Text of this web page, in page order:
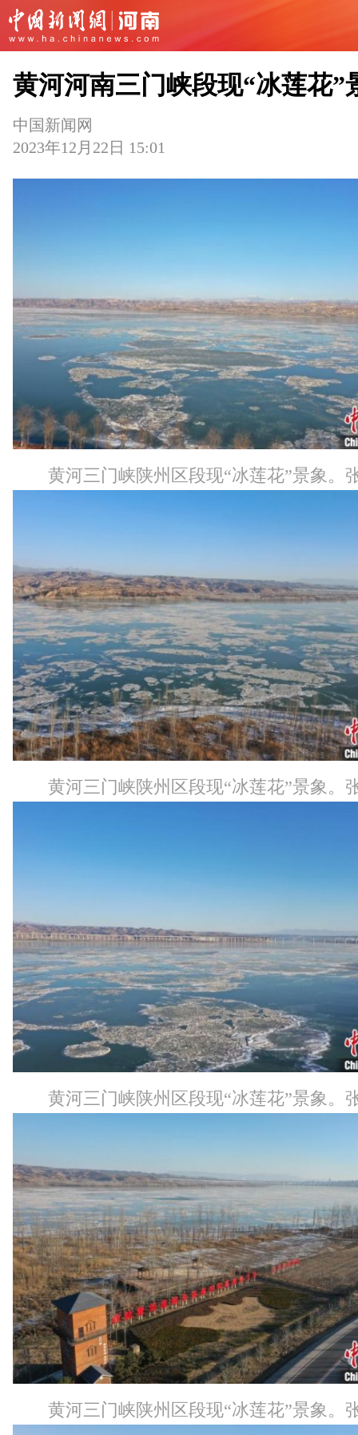
黄河河南三门峡段现“冰莲花”
中国新闻网
2023年12月22日 15:01
黄河三门峡陕州区段现“冰莲花”景象。
黄河三门峡陕州区段现“冰莲花”景象。
黄河三门峡陕州区段现“冰莲花”景象。
黄河三门峡陕州区段现“冰莲花”景象。